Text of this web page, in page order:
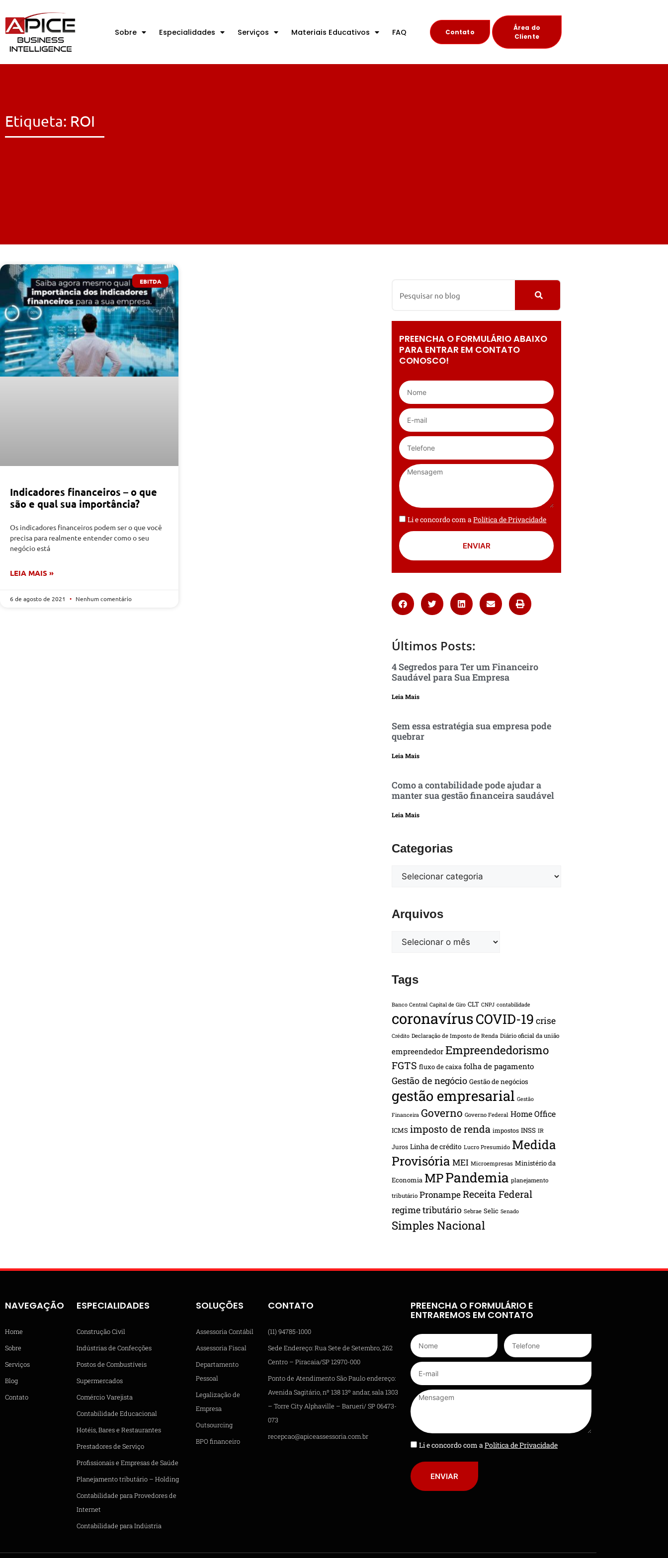
Sobre Especialidades Serviços Materiais Educativos FAQ Contato
Área do
Cliente
Etiqueta: ROI
EBITDA
Indicadores financeiros – o que
são e qual sua importância?
Os indicadores financeiros podem ser o que você
precisa para realmente entender como o seu
negócio está
LEIA MAIS »
6 de agosto de 2021 Nenhum comentário
PREENCHA O FORMULÁRIO ABAIXO
PARA ENTRAR EM CONTATO
CONOSCO!
Li e concordo com aPolítica de Privacidade
ENVIAR
Últimos Posts:
4 Segredos para Ter um Financeiro
Saudável para Sua Empresa
Leia Mais
Sem essa estratégia sua empresa pode
quebrar
Leia Mais
Como a contabilidade pode ajudar a
manter sua gestão financeira saudável
Leia Mais
Categorias
Arquivos
Tags
Banco Central Capital de Giro CLT CNPJ contabilidade
coronavírusCOVID-19 crise
Crédito Declaração de Imposto de Renda Diário oficial da união
empreendedor Empreendedorismo
FGTS fluxo de caixa folha de pagamento
Gestão de negócio Gestão de negócios
gestão empresarial Gestão
Financeira Governo Governo Federal Home Office
ICMS imposto de renda impostos INSS IR
Juros Linha de crédito Lucro Presumido Medida
Provisória MEI Microempresas Ministério da
Economia MPPandemia planejamento
tributário PronampeReceita Federal
regime tributário Sebrae Selic Senado
Simples Nacional
NAVEGAÇÃO
Home
Sobre
Serviços
Blog
Contato
ESPECIALIDADES
Construção Civil
Indústrias de Confecções
Postos de Combustíveis
Supermercados
Comércio Varejista
Contabilidade Educacional
Hotéis, Bares e Restaurantes
Prestadores de Serviço
Profissionais e Empresas de Saúde
Planejamento tributário – Holding
Contabilidade para Provedores de
Internet
Contabilidade para Indústria
SOLUÇÕES
Assessoria Contábil
Assessoria Fiscal
Departamento
Pessoal
Legalização de
Empresa
Outsourcing
BPO financeiro
CONTATO
(11) 94785-1000
Sede Endereço: Rua Sete de Setembro, 262
Centro – Piracaia/SP 12970-000
Ponto de Atendimento São Paulo endereço:
Avenida Sagitário, nº 138 13º andar, sala 1303
– Torre City Alphaville – Barueri/ SP 06473-
073
recepcao@apiceassessoria.com.br
PREENCHA O FORMULÁRIO E
ENTRAREMOS EM CONTATO
Li e concordo com aPolítica de Privacidade
ENVIAR